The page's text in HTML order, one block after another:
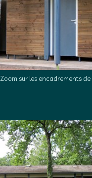
Zoom sur les encadrements